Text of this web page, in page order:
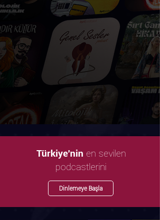
Türkiye'nin en sevilen
podcastlerini
Dinlemeye Başla